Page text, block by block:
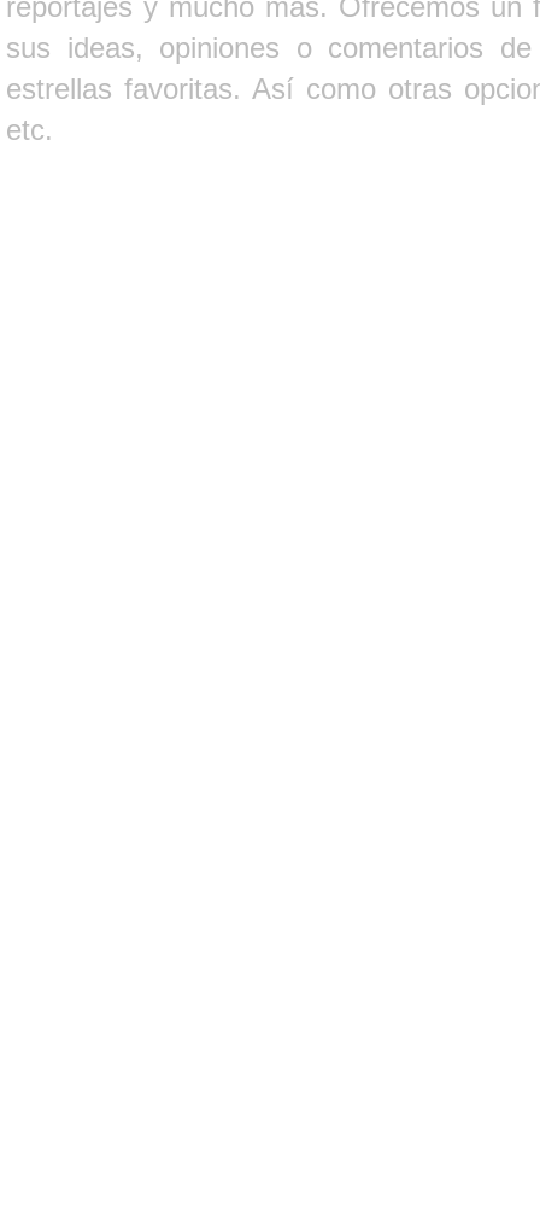
sus ideas, opiniones o comentarios
estrellas favoritas. Así como otras
etc.